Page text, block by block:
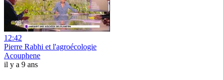
12:42
Pierre Rabhi et l'agroécologie
Acouphene
il y a 9 ans